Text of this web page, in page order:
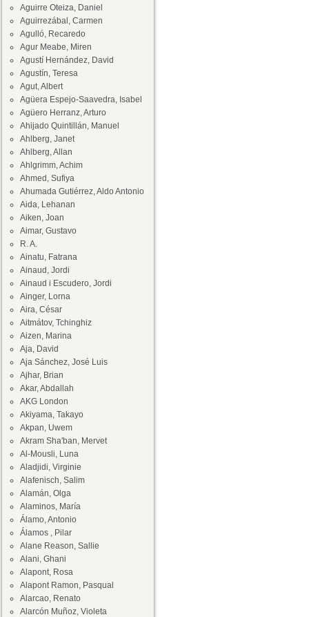
Aguirre Oteiza, Daniel
Aguirrezábal, Carmen
Agulló, Recaredo
Agur Meabe, Miren
Agustí Hernández, David
Agustín, Teresa
Agut, Albert
Agüera Espejo-Saavedra, Isabel
Agüero Herranz, Arturo
Ahijado Quintillán, Manuel
Ahlberg, Janet
Ahlberg, Allan
Ahlgrimm, Achim
Ahmed, Sufiya
Ahumada Gutiérrez, Aldo Antonio
Aida, Lehanan
Aiken, Joan
Aimar, Gustavo
R. A.
Ainatu, Fatrana
Ainaud, Jordi
Ainaud i Escudero, Jordi
Ainger, Lorna
Aira, César
Aitmátov, Tchinghiz
Aizen, Marina
Aja, David
Aja Sánchez, José Luis
Ajhar, Brian
Akar, Abdallah
AKG London
Akiyama, Takayo
Akpan, Uwem
Akram Sha'ban, Mervet
Al-Mousli, Luna
Aladjidi, Virginie
Alafenisch, Salim
Alamán, Olga
Alaminos, María
Álamo, Antonio
Álamos , Pilar
Alane Reason, Sallie
Alani, Ghani
Alapont, Rosa
Alapont Ramon, Pasqual
Alarcao, Renato
Alarcón Muñoz, Violeta